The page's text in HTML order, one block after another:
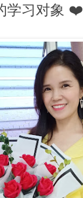
学习对象 ❤️